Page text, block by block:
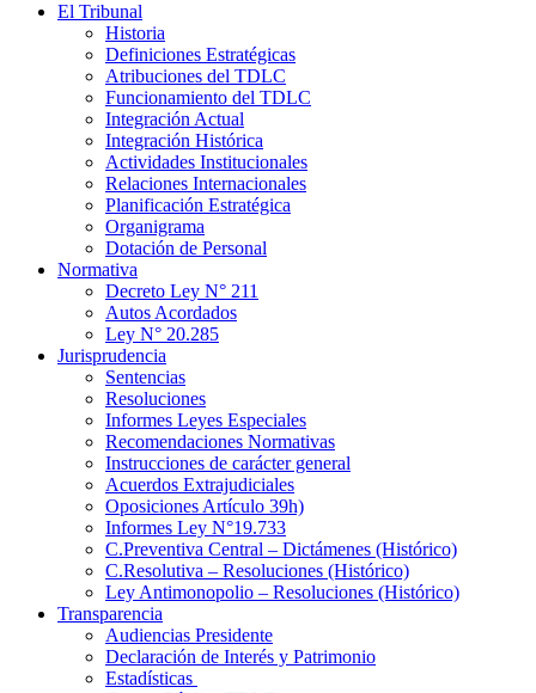
El Tribunal
Historia
Definiciones Estratégicas
Atribuciones del TDLC
Funcionamiento del TDLC
Integración Actual
Integración Histórica
Actividades Institucionales
Relaciones Internacionales
Planificación Estratégica
Organigrama
Dotación de Personal
Normativa
Decreto Ley N° 211
Autos Acordados
Ley N° 20.285
Jurisprudencia
Sentencias
Resoluciones
Informes Leyes Especiales
Recomendaciones Normativas
Instrucciones de carácter general
Acuerdos Extrajudiciales
Oposiciones Artículo 39h)
Informes Ley N°19.733
C.Preventiva Central – Dictámenes (Histórico)
C.Resolutiva – Resoluciones (Histórico)
Ley Antimonopolio – Resoluciones (Histórico)
Transparencia
Audiencias Presidente
Declaración de Interés y Patrimonio
Estadísticas